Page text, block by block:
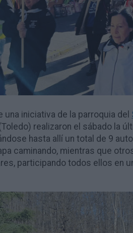
una iniciativa de la parroquia del
realizaron el sábado la
hasta allí un total de 9
caminando, mientras que
participando todos ellos en